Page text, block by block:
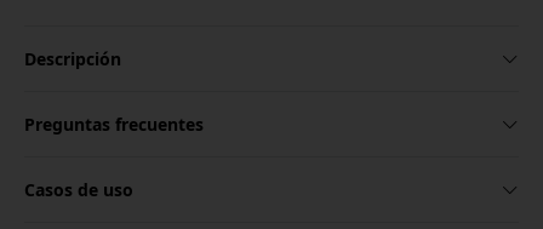
Descripción
Preguntas frecuentes
Casos de uso